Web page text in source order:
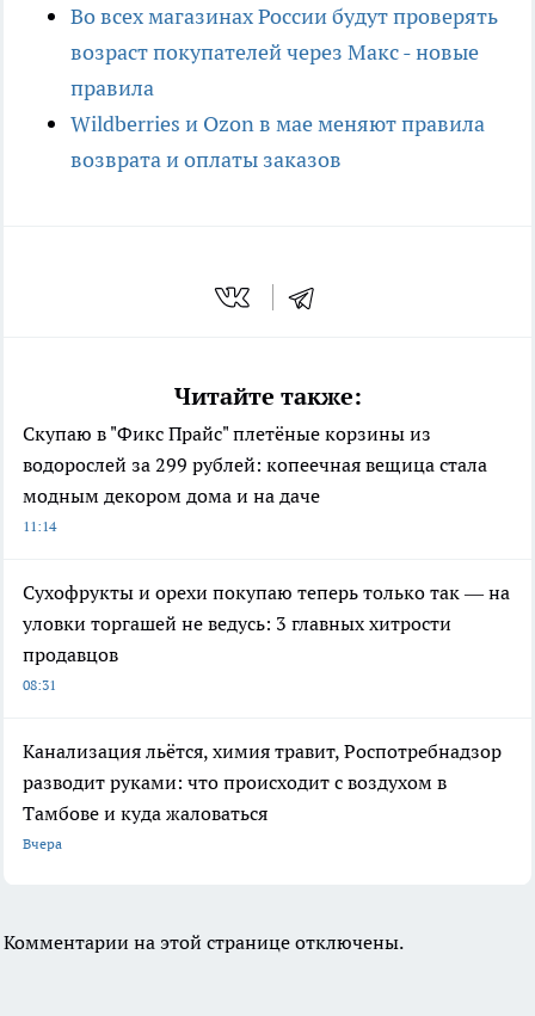
Во всех магазинах России будут проверять
возраст покупателей через Mакс - новые
правила
Wildberries и Ozon в мае меняют правила
возврата и оплаты заказов
Читайте также:
Скупаю в "Фикс Прайс" плетёные корзины из
водорослей за 299 рублей: копеечная вещица стала
модным декором дома и на даче
11:14
Сухофрукты и орехи покупаю теперь только так — на
уловки торгашей не ведусь: 3 главных хитрости
продавцов
08:31
Канализация льётся, химия травит, Роспотребнадзор
разводит руками: что происходит с воздухом в
Тамбове и куда жаловаться
Вчера
Комментарии на этой странице отключены.